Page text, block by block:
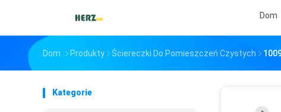
Dom
Dom Produkty Ściereczki Do Pomieszczeń Czystych
Kategorie